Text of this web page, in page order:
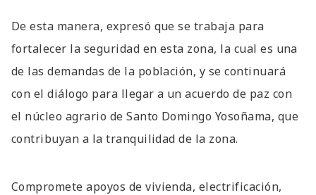
De esta manera, expresó que se trabaja para
fortalecer la seguridad en esta zona, la cual es una
de las demandas de la población, y se continuará
con el diálogo para llegar a un acuerdo de paz con
el núcleo agrario de Santo Domingo Yosoñama, que
contribuyan a la tranquilidad de la zona.
Compromete apoyos de vivienda, electrificación,